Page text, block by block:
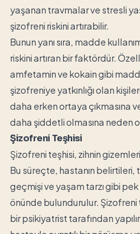
yaşanan travmalar ve stresli
şizofreni riskini artırabilir.
Bunun yanı sıra, madde
riskini artıran bir faktördür.
amfetamin ve kokain gibi
şizofreniye yatkınlığı olan
daha erken ortaya çıkmasına
daha şiddetli olmasına neden
Şizofreni Teşhisi
Şizofreni teşhisi, zihnin
Bu süreçte, hastanın belirtileri,
geçmişi ve yaşam tarzı gibi
önünde bulundurulur.
bir psikiyatrist tarafından